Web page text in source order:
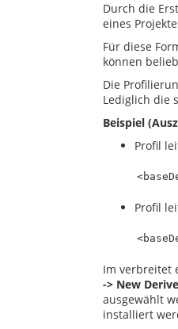
Durch die
eines
Für diese
können
Die
Lediglich die
Beispiel
Profil
Profil
Im verbreitet
-> New
ausgewählt
installiert